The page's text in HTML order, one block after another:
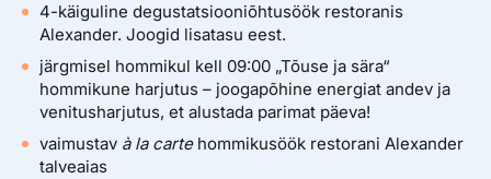
4-käiguline degustatsiooniõhtusöök restoranis
Alexander. Joogid lisatasu eest.
järgmisel hommikul kell 09:00 „Tõuse ja sära“
hommikune harjutus – joogapõhine energiat andev ja
venitusharjutus, et alustada parimat päeva!
vaimustav à la cartehommikusöök restorani Alexander
talveaias